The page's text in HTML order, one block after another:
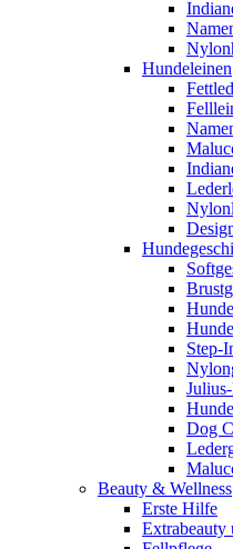
Hundeleinen
Step-
Dog
Beauty & Wellness
Erste Hilfe
Extrabeauty